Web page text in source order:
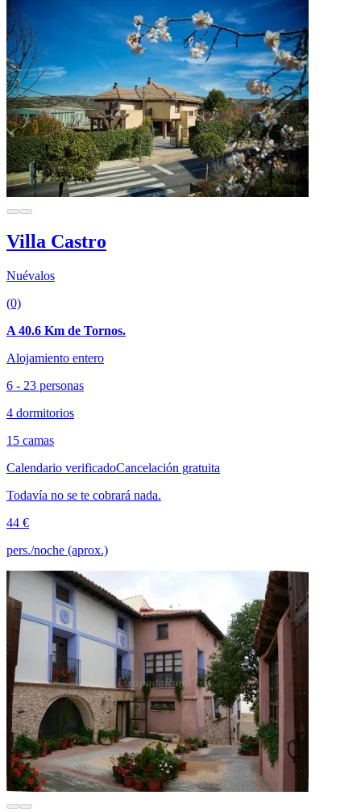
Villa Castro
Nuévalos
(0)
A 40.6 Km de Tornos.
Alojamiento entero
6 - 23 personas
4 dormitorios
15 camas
Calendario verificadoCancelación gratuita
Todavía no se te cobrará nada.
44 €
pers./noche (aprox.)